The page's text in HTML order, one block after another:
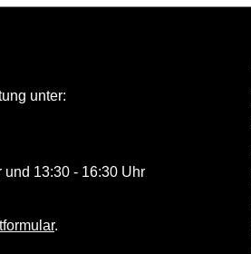
unter:
und 13:30 - 16:30 Uhr
.